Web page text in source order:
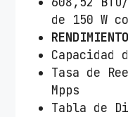
de 150 W
RENDIMIENTO
Capacidad
Tasa de
Mpps
Tabla de